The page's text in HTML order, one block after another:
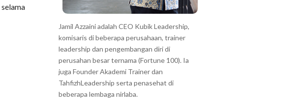
Jamil Azzaini adalah CEO Kubik Leadership,
komisaris di beberapa perusahaan, trainer
leadership dan pengembangan diri di
perusahan besar ternama (Fortune 100). Ia
juga Founder Akademi Trainer dan
TahfizhLeadership serta penasehat di
beberapa lembaga nirlaba.